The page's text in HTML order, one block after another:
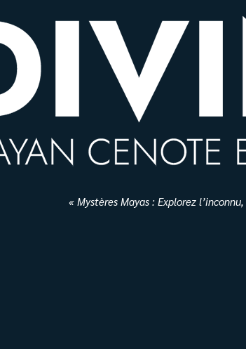
« Mystères Mayas : Explorez l’inconnu,